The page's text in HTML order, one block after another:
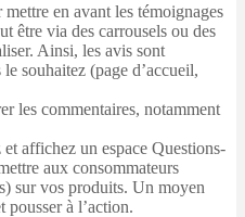
en avant les témoignages
être via des carrousels ou des
Ainsi, les avis sont
souhaitez (page d’accueil,
les commentaires, notamment
affichez un espace Questions-
aux consommateurs
sur vos produits. Un moyen
à l’action.